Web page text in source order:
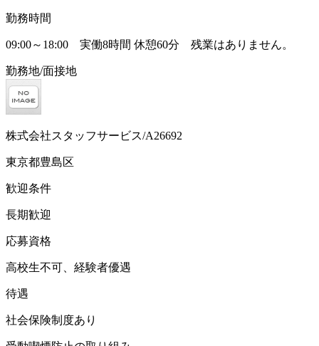
勤務時間
09:00～18:00 実働8時間 休憩60分 残業はありません。
勤務地/面接地
株式会社スタッフサービス/A26692
東京都豊島区
歓迎条件
長期歓迎
応募資格
高校生不可、経験者優遇
待遇
社会保険制度あり